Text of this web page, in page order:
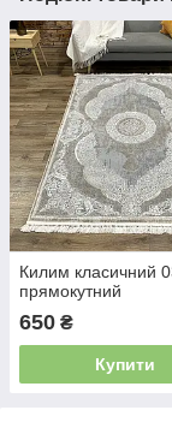
Килим класичний
прямокутний
650 ₴
Купити